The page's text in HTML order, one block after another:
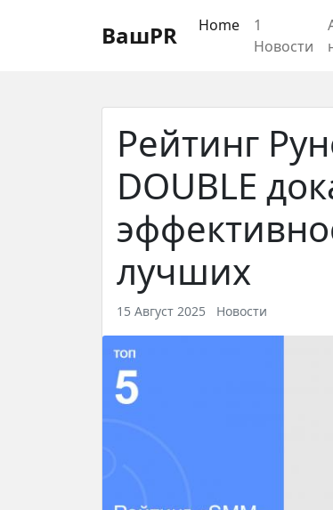
Восстановление пароля
ВашPR Home
1
Новости
Рейтинг
DOUBLE
лучших
15 Август 2025 Новости